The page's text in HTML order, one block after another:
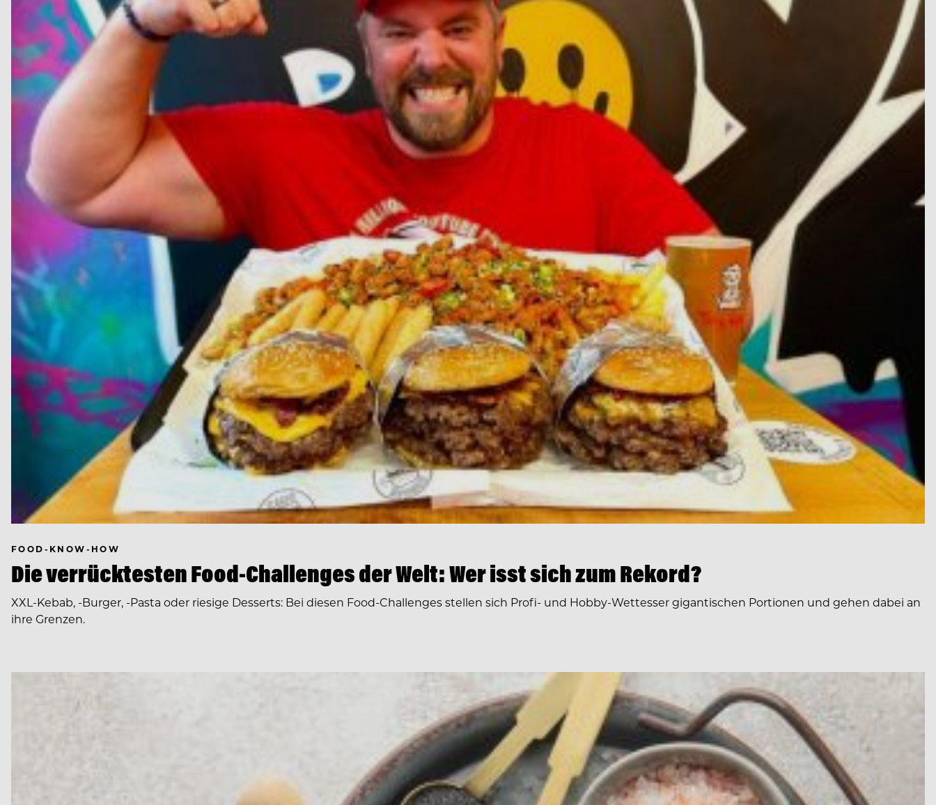
FOOD-KNOW-HOW
Die verrücktesten Food-Challenges der Welt: Wer isst sich zum Rekord?
XXL-Kebab, -Burger, -Pasta oder riesige Desserts: Bei diesen Food-Challenges stellen sich Profi- und Hobby-Wettesser gigantischen Portionen und gehen dabei an
ihre Grenzen.